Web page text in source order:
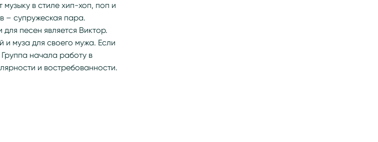
в стиле хип-хоп, поп и
– супружеская пара.
песен является Виктор.
и муза для своего мужа. Если
начала работу в
и востребованности.